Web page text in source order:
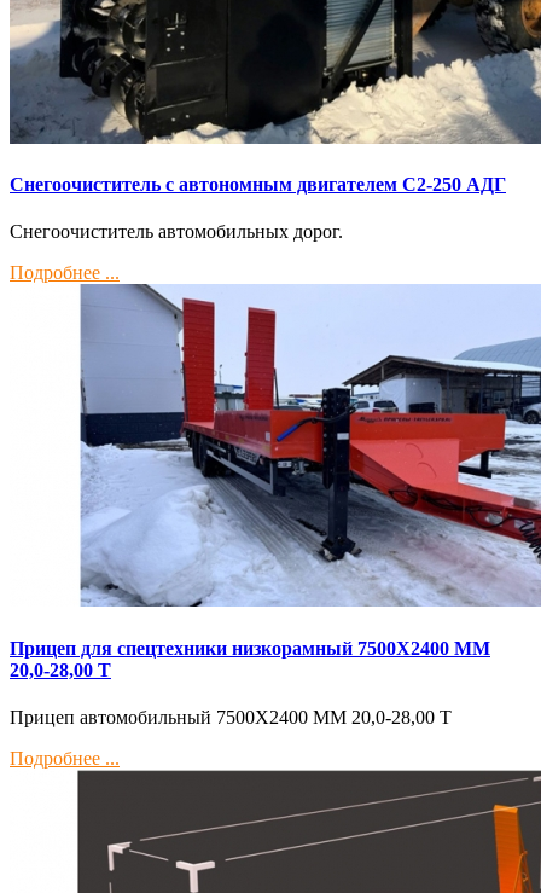
Снегоочиститель с автономным двигателем С2-250 АДГ
Снегоочиститель автомобильных дорог.
Подробнее ...
Прицеп для спецтехники низкорамный 7500Х2400 ММ
20,0-28,00 Т
Прицеп автомобильный 7500Х2400 ММ 20,0-28,00 Т
Подробнее ...